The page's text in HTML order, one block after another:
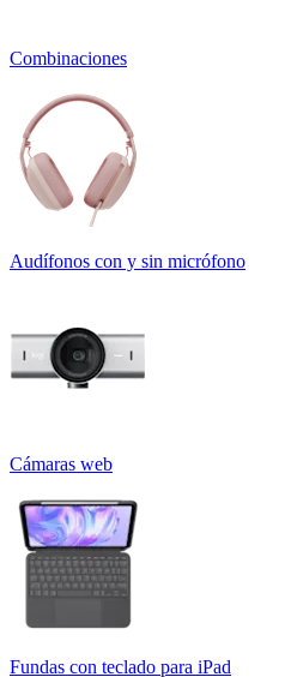
Combinaciones
Audífonos con y sin micrófono
Cámaras web
Fundas con teclado para iPad